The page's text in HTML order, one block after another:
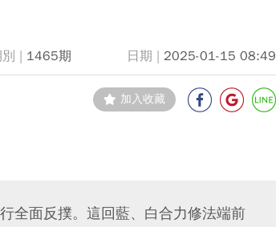
1465期 2025-01-15 08:49
加入收藏
全面反撲。這回藍、白合力修法端前